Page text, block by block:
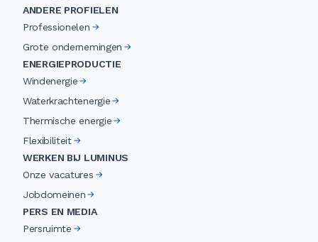
ANDERE PROFIELEN
Professionelen
Grote ondernemingen
ENERGIEPRODUCTIE
Windenergie
Waterkrachtenergie
Thermische energie
Flexibiliteit
WERKEN BIJ LUMINUS
Onze vacatures
Jobdomeinen
PERS EN MEDIA
Persruimte